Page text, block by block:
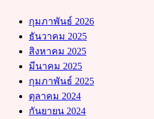
กุมภาพันธ์ 2026
ธันวาคม 2025
สิงหาคม 2025
มีนาคม 2025
กุมภาพันธ์ 2025
ตุลาคม 2024
กันยายน 2024